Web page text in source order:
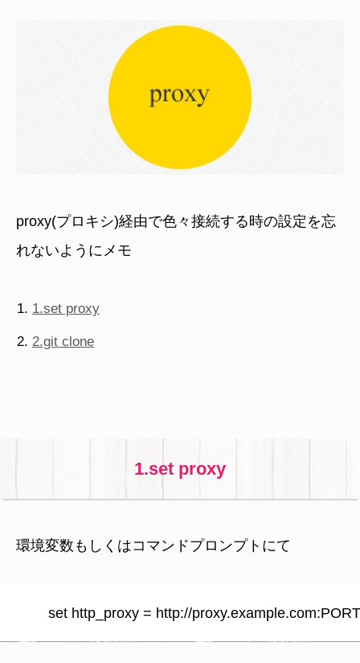
proxy(プロキシ)経由で色々接続する時の設定を忘
れないようにメモ
1.set proxy
2.git clone
1.set proxy
環境変数もしくはコマンドプロンプトにて